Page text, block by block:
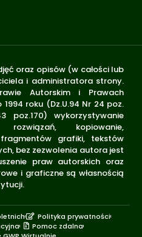
oraz opisów (w całości lub
i administratora strony.
Autorskim i Prawach
roku (Dz.U.94 Nr 24 poz.
poz.170) wykorzystywanie
rozwiązań, kopiowanie,
grafiki, tekstów
bez zezwolenia autora jest
praw autorskich oraz
i graficzne są własnością
Polityka prywatności
Pomoc zdalna